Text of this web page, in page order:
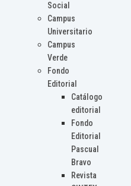
Social
Campus
Universitario
Campus
Verde
Fondo
Editorial
Catálogo
editorial
Fondo
Editorial
Pascual
Bravo
Revista